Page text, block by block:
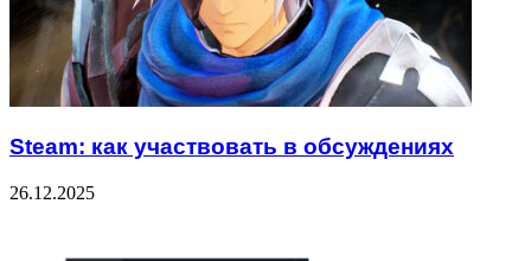
Steam: как участвовать в обсуждениях
26.12.2025